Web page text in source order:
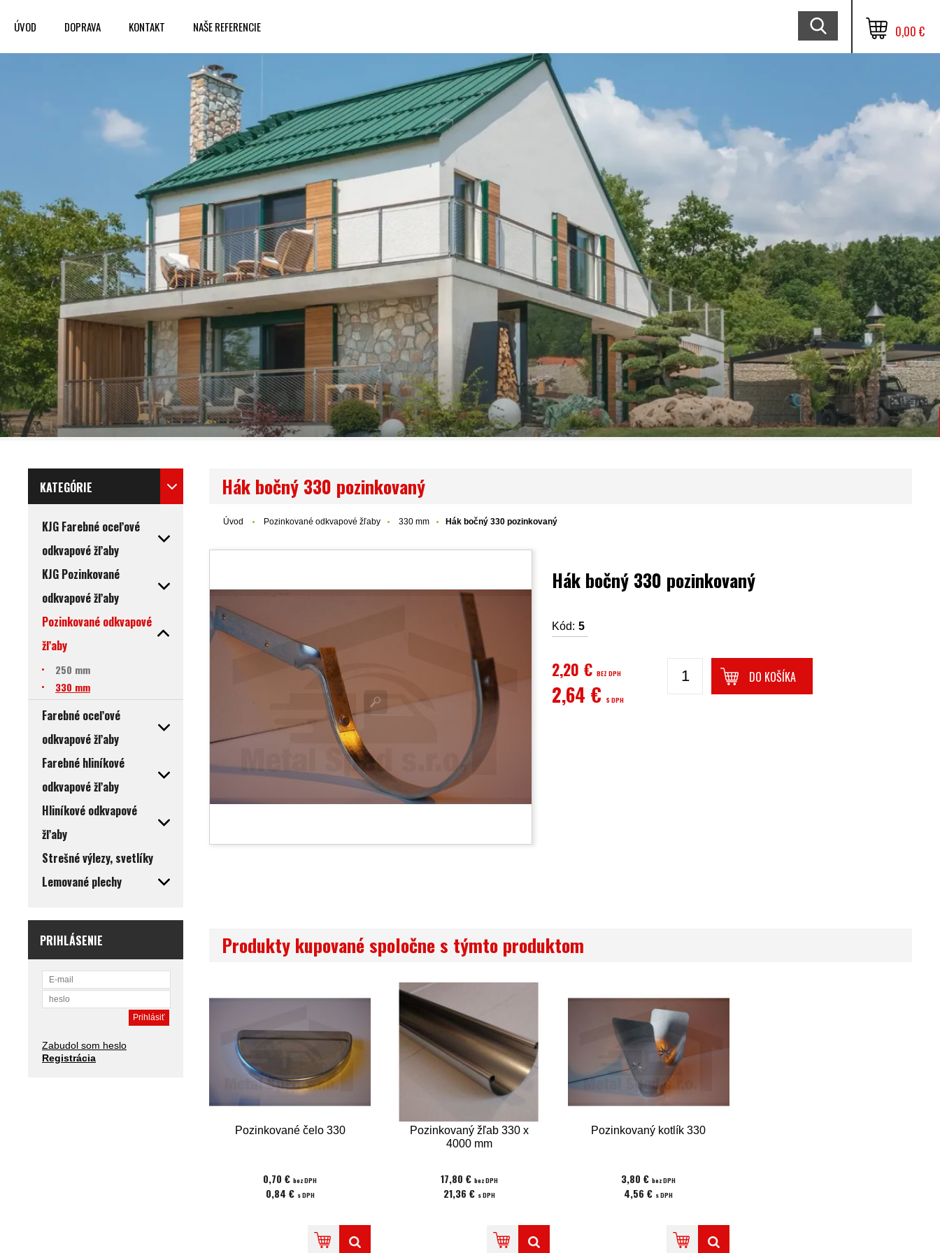
ÚVOD DOPRAVA KONTAKT NAŠE REFERENCIE 0,00 €
KATEGÓRIE
KJG Farebné oceľové
odkvapové žľaby
KJG Pozinkované
odkvapové žľaby
Pozinkované odkvapové
žľaby
250 mm
330 mm
Farebné oceľové
odkvapové žľaby
Farebné hliníkové
odkvapové žľaby
Hliníkové odkvapové
žľaby
Strešné výlezy, svetlíky
Lemované plechy
PRIHLÁSENIE
Zabudol som heslo
Registrácia
Hák bočný 330 pozinkovaný
Úvod Pozinkované odkvapové žľaby 330 mm Hák bočný 330 pozinkovaný
Hák bočný 330 pozinkovaný
Kód: 5
2,20 €BEZ DPH
2,64 €S DPH
DO KOŠÍKA
Produkty kupované spoločne s týmto produktom
Pozinkované čelo 330
0,70 €bez DPH
0,84 € s DPH
Pozinkovaný žľab 330 x
4000 mm
17,80 € bez DPH
21,36 € s DPH
Pozinkovaný kotlík 330
3,80 €bez DPH
4,56 € s DPH